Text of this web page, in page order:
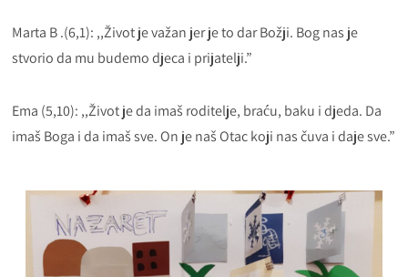
Marta B .(6,1): ,,Život je važan jer je to dar Božji. Bog nas je
stvorio da mu budemo djeca i prijatelji.”
Ema (5,10): ,,Život je da imaš roditelje, braću, baku i djeda. Da
imaš Boga i da imaš sve. On je naš Otac koji nas čuva i daje sve.”